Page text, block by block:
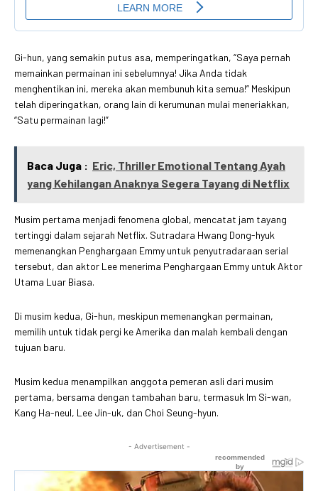
Gi-hun, yang semakin putus asa, memperingatkan, “Saya pernah
memainkan permainan ini sebelumnya! Jika Anda tidak
menghentikan ini, mereka akan membunuh kita semua!” Meskipun
telah diperingatkan, orang lain di kerumunan mulai meneriakkan,
“Satu permainan lagi!”
Baca Juga : Eric, Thriller Emotional Tentang Ayah
yang Kehilangan Anaknya Segera Tayang di Netflix
Musim pertama menjadi fenomena global, mencatat jam tayang
tertinggi dalam sejarah Netflix. Sutradara Hwang Dong-hyuk
memenangkan Penghargaan Emmy untuk penyutradaraan serial
tersebut, dan aktor Lee menerima Penghargaan Emmy untuk Aktor
Utama Luar Biasa.
Di musim kedua, Gi-hun, meskipun memenangkan permainan,
memilih untuk tidak pergi ke Amerika dan malah kembali dengan
tujuan baru.
Musim kedua menampilkan anggota pemeran asli dari musim
pertama, bersama dengan tambahan baru, termasuk Im Si-wan,
Kang Ha-neul, Lee Jin-uk, dan Choi Seung-hyun.
- Advertisement -